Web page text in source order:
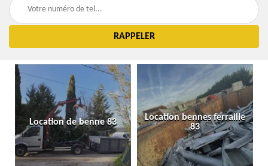
Location de benne 83
Location bennes ferraille
83